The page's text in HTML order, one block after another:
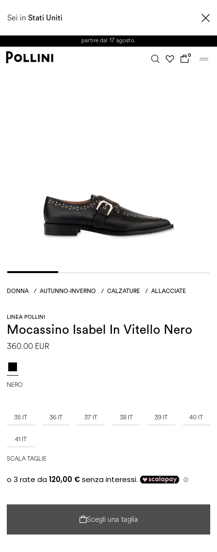
Sei in Stati Uniti
AUTUNNO/INVERNO 2026. Dall'8 al 16 agosto il Servizio Clienti non sarà
partire dal 17 agosto.
0
DONNA / AUTUNNO-INVERNO / CALZATURE / ALLACCIATE
LINEA POLLINI
Mocassino Isabel In Vitello Nero
360.00 EUR
NERO
35 IT 36 IT 37 IT 38 IT 39 IT 40 IT
41 IT
SCALA TAGLIE
Scegli una taglia